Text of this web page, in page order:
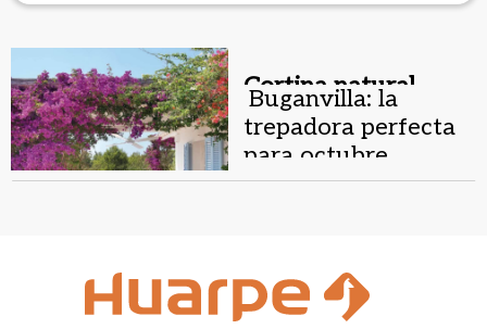
Cortina natural.
Buganvilla: la
trepadora perfecta
para octubre